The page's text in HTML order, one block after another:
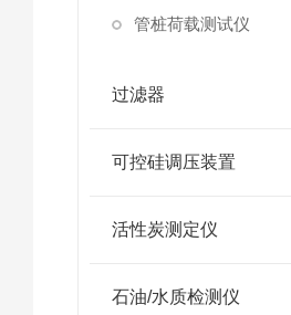
管桩荷载测试仪
过滤器
可控硅调压装置
活性炭测定仪
石油/水质检测仪